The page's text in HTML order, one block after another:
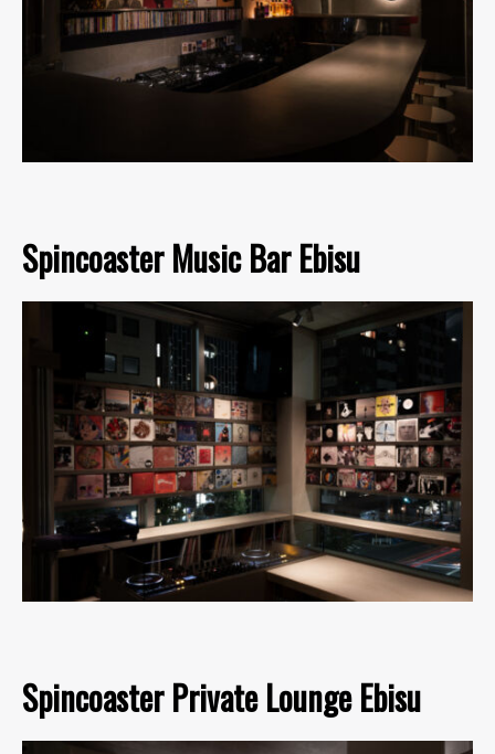
Spincoaster Music Bar Ebisu
Spincoaster Private Lounge Ebisu